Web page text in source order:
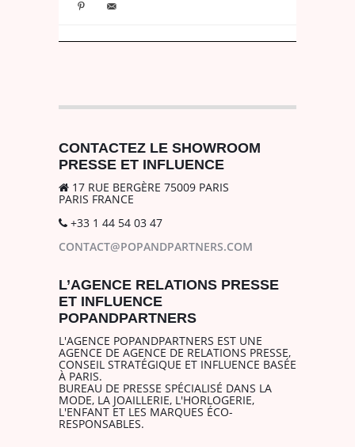
CONTACTEZ LE SHOWROOM
PRESSE ET INFLUENCE
17 RUE BERGÈRE 75009 PARIS
PARIS FRANCE
+33 1 44 54 03 47
CONTACT@POPANDPARTNERS.COM
L’AGENCE RELATIONS PRESSE
ET INFLUENCE
POPANDPARTNERS
L'AGENCE POPANDPARTNERS EST UNE
AGENCE DE AGENCE DE RELATIONS PRESSE,
CONSEIL STRATÉGIQUE ET INFLUENCE BASÉE
À PARIS.
BUREAU DE PRESSE SPÉCIALISÉ DANS LA
MODE, LA JOAILLERIE, L'HORLOGERIE,
L'ENFANT ET LES MARQUES ÉCO-
RESPONSABLES.